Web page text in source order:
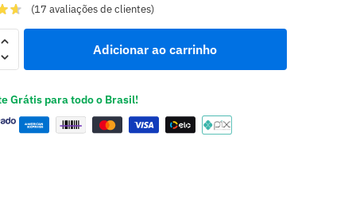
(17 avaliações de clientes)
Adicionar ao carrinho
Grátis para todo o Brasil!